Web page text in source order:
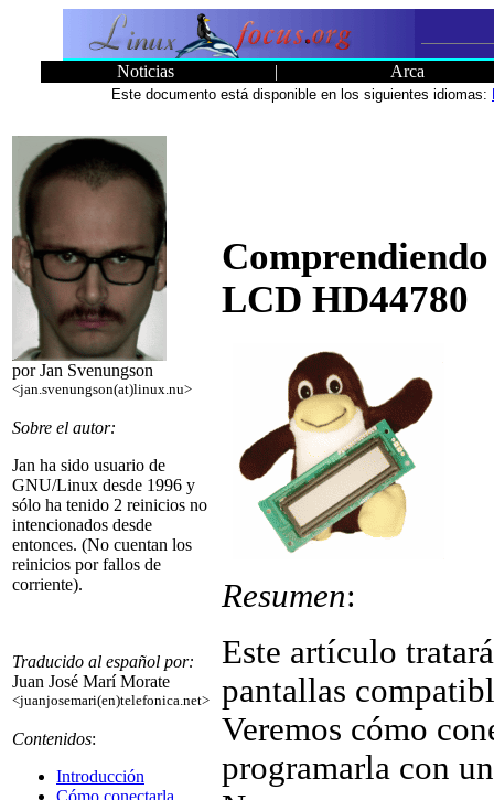
Noticias | Arca
Este documento está disponible en los siguientes idiomas:
por Jan Svenungson
<jan.svenungson(at)linux.nu>
Sobre el autor:
Jan ha sido usuario de
GNU/Linux desde 1996 y
sólo ha tenido 2 reinicios no
intencionados desde
entonces. (No cuentan los
reinicios por fallos de
corriente).
Traducido al español por:
Juan José Marí Morate
<juanjosemari(en)telefonica.net>
Contenidos:
Introducción
Cómo conectarla
LCD HD44780
Resumen:
Este artículo
pantallas
Veremos cómo
programarla con